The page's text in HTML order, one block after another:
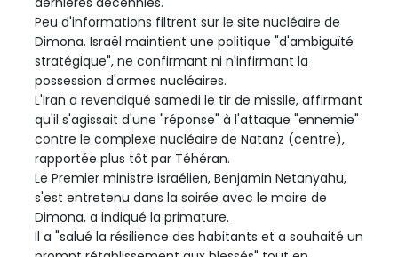
Peu d'informations filtrent sur le site nucléaire de
Dimona. Israël maintient une politique "d'ambiguïté
stratégique", ne confirmant ni n'infirmant la
possession d'armes nucléaires.
L'Iran a revendiqué samedi le tir de missile, affirmant
qu'il s'agissait d'une "réponse" à l'attaque "ennemie"
contre le complexe nucléaire de Natanz (centre),
rapportée plus tôt par Téhéran.
Le Premier ministre israélien, Benjamin Netanyahu,
s'est entretenu dans la soirée avec le maire de
Dimona, a indiqué la primature.
Il a "salué la résilience des habitants et a souhaité un